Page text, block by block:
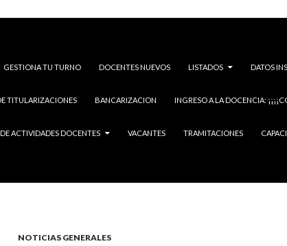
GESTIONA TU TURNO DOCENTES NUEVOS LISTADOS DATOS
TITULARIZACIONES BANCARIZACION INGRESO A LA DOCENCIA:
ACTIVIDADES DOCENTES VACANTES TRAMITACIONES
NOTICIAS GENERALES